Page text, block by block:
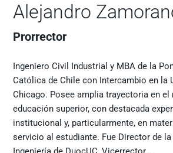
Alejandro
Prorrector
Ingeniero Civil Industrial y MBA de la
Católica de Chile con Intercambio en la
Chicago. Posee amplia trayectoria en el
educación superior, con destacada
institucional y, particularmente, en
servicio al estudiante. Fue Director de